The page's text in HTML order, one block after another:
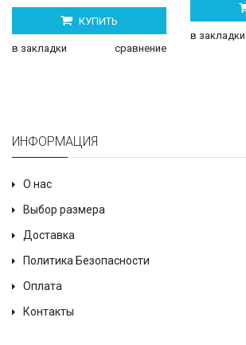
КУПИТЬ
в закладки сравнение
в закладки
ИНФОРМАЦИЯ
О нас
Выбор размера
Доставка
Политика Безопасности
Оплата
Контакты